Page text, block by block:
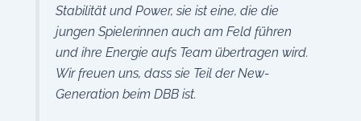
Stabilität und Power, sie ist eine, die die
jungen Spielerinnen auch am Feld führen
und ihre Energie aufs Team übertragen wird.
Wir freuen uns, dass sie Teil der New-
Generation beim DBB ist.